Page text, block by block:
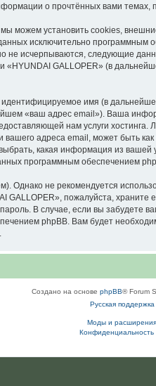
о прочтённых вами
можем установить cookies,
исключительно
не исчерпываются, следующие
GALLOPER» (в
имя (в
«ваш адрес email»). Ваша
нам услуги
адреса email, может быть
какая информация из вашей
программным обеспечением
не рекомендуется
пожалуйста, храните
В случае, если вы забудете
phpBB. Вам будет
Создано на основе phpBB® Forum
Русская
Моды и
Конфиденциальность